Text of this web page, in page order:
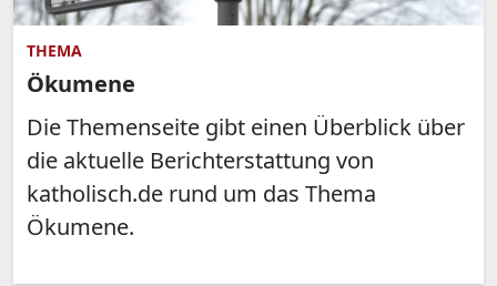
THEMA
Ökumene
Die Themenseite gibt einen Überblick über
die aktuelle Berichterstattung von
katholisch.de rund um das Thema
Ökumene.